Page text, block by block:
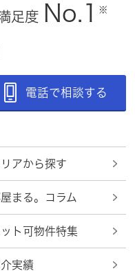
足度 No.1 ※
電話で相談する
アから探す
まる。コラム
ト可物件特集
実績